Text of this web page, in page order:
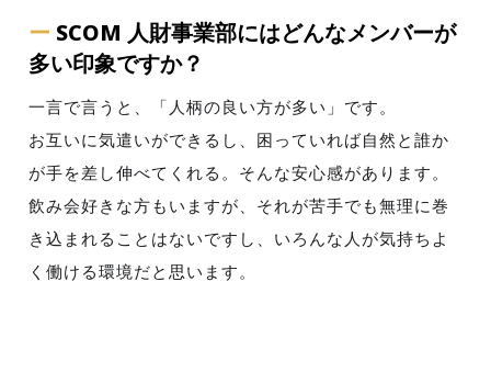
ー SCOM 人財事業部にはどんなメンバーが
多い印象ですか？
一言で言うと、「人柄の良い方が多い」です。
お互いに気遣いができるし、困っていれば自然と誰か
が手を差し伸べてくれる。そんな安心感があります。
飲み会好きな方もいますが、それが苦手でも無理に巻
き込まれることはないですし、いろんな人が気持ちよ
く働ける環境だと思います。